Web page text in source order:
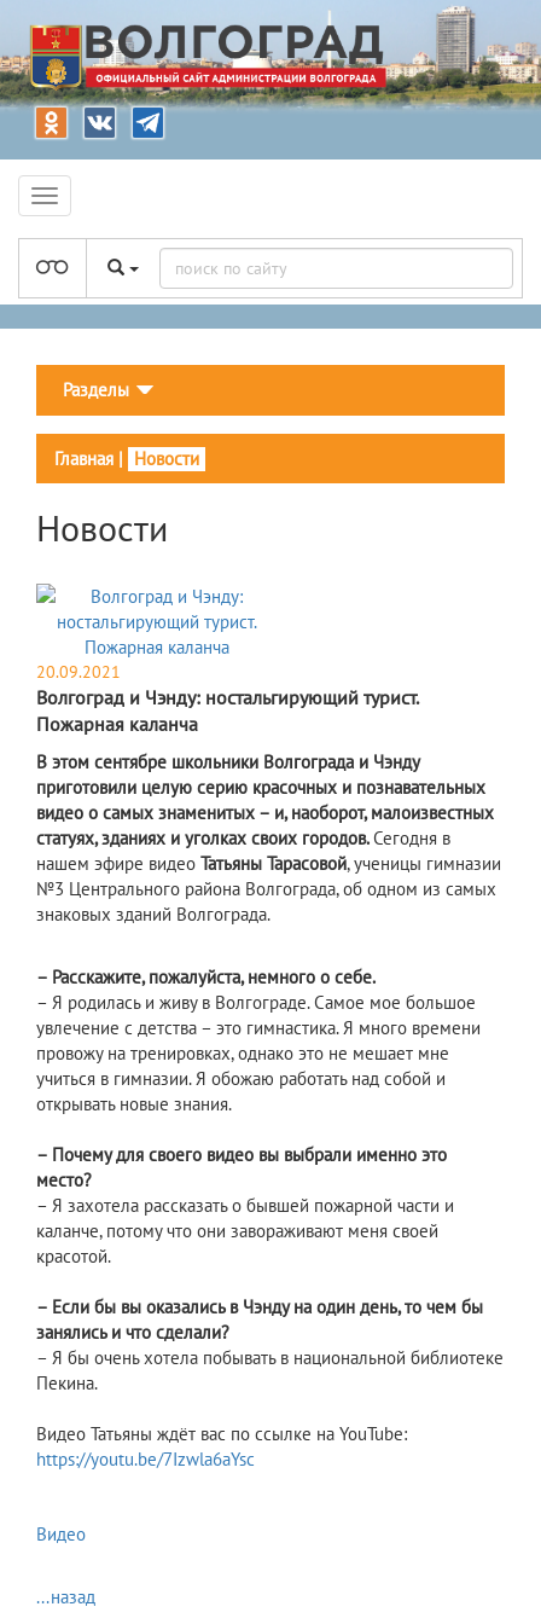
Разделы
Главная | Новости
Новости
20.09.2021
Волгоград и Чэнду: ностальгирующий турист.
Пожарная каланча
В этом сентябре школьники Волгограда и Чэнду
приготовили целую серию красочных и познавательных
видео о самых знаменитых – и, наоборот, малоизвестных
статуях, зданиях и уголках своих городов.Сегодня в
нашем эфире видео Татьяны Тарасовой, ученицы гимназии
№3 Центрального района Волгограда, об одном из самых
знаковых зданий Волгограда.
– Расскажите, пожалуйста, немного о себе.
– Я родилась и живу в Волгограде. Самое мое большое
увлечение с детства – это гимнастика. Я много времени
провожу на тренировках, однако это не мешает мне
учиться в гимназии. Я обожаю работать над собой и
открывать новые знания.
– Почему для своего видео вы выбрали именно это
место?
– Я захотела рассказать о бывшей пожарной части и
каланче, потому что они завораживают меня своей
красотой.
– Если бы вы оказались в Чэнду на один день, то чем бы
занялись и что сделали?
– Я бы очень хотела побывать в национальной библиотеке
Пекина.
Видео Татьяны ждёт вас по ссылке на YouTube:
https://youtu.be/7Izwla6aYsc
Видео
...назад